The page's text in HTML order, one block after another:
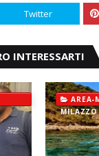
Twitter
INTERESSARTI
AREA-
MILAZZO